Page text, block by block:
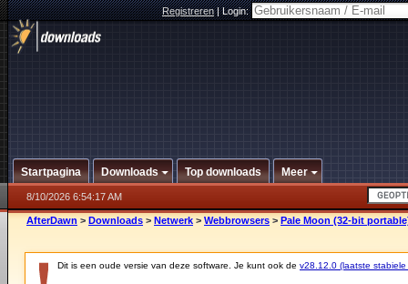
Registreren|Login:
Startpagina Downloads Top downloads Meer
8/10/2026 6:54:17 AM
AfterDawn > Downloads > Netwerk > Webbrowsers > Pale Moon (32-bit
Dit is een oude versie van deze software. Je kunt ook de v28.12.0 (laatste stabiele